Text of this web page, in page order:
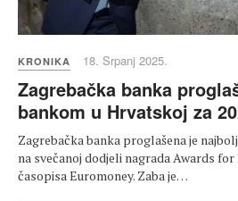
KRONIKA 18. Srpanj 2025.
Zagrebačka banka
bankom u Hrvatskoj za
Zagrebačka banka proglašena je
na svečanoj dodjeli nagrada Awards
časopisa Euromoney. Zaba je…